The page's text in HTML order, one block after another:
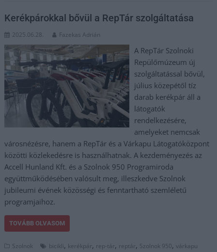
Kerékpárokkal bővül a RepTár szolgáltatása
2025.06.28. Fazekas Adrián
A RepTár Szolnoki
Repülőmúzeum új
szolgáltatással bővül,
július közepétől tíz
darab kerékpár áll a
látogatók
rendelkezésére,
amelyeket nemcsak
városnézésre, hanem a RepTár és a Várkapu Látogatóközpont
közötti közlekedésre is használhatnak. A kezdeményezés az
Accell Hunland Kft. és a Szolnok 950 Programiroda
együttműködésében valósult meg, illeszkedve Szolnok
jubileumi évének közösségi és fenntartható szemléletű
programjaihoz.
TOVÁBB OLVASOM
Szolnok bicikli, kerékpár, rep-tár, reptár, Szolnok 950,várkapu